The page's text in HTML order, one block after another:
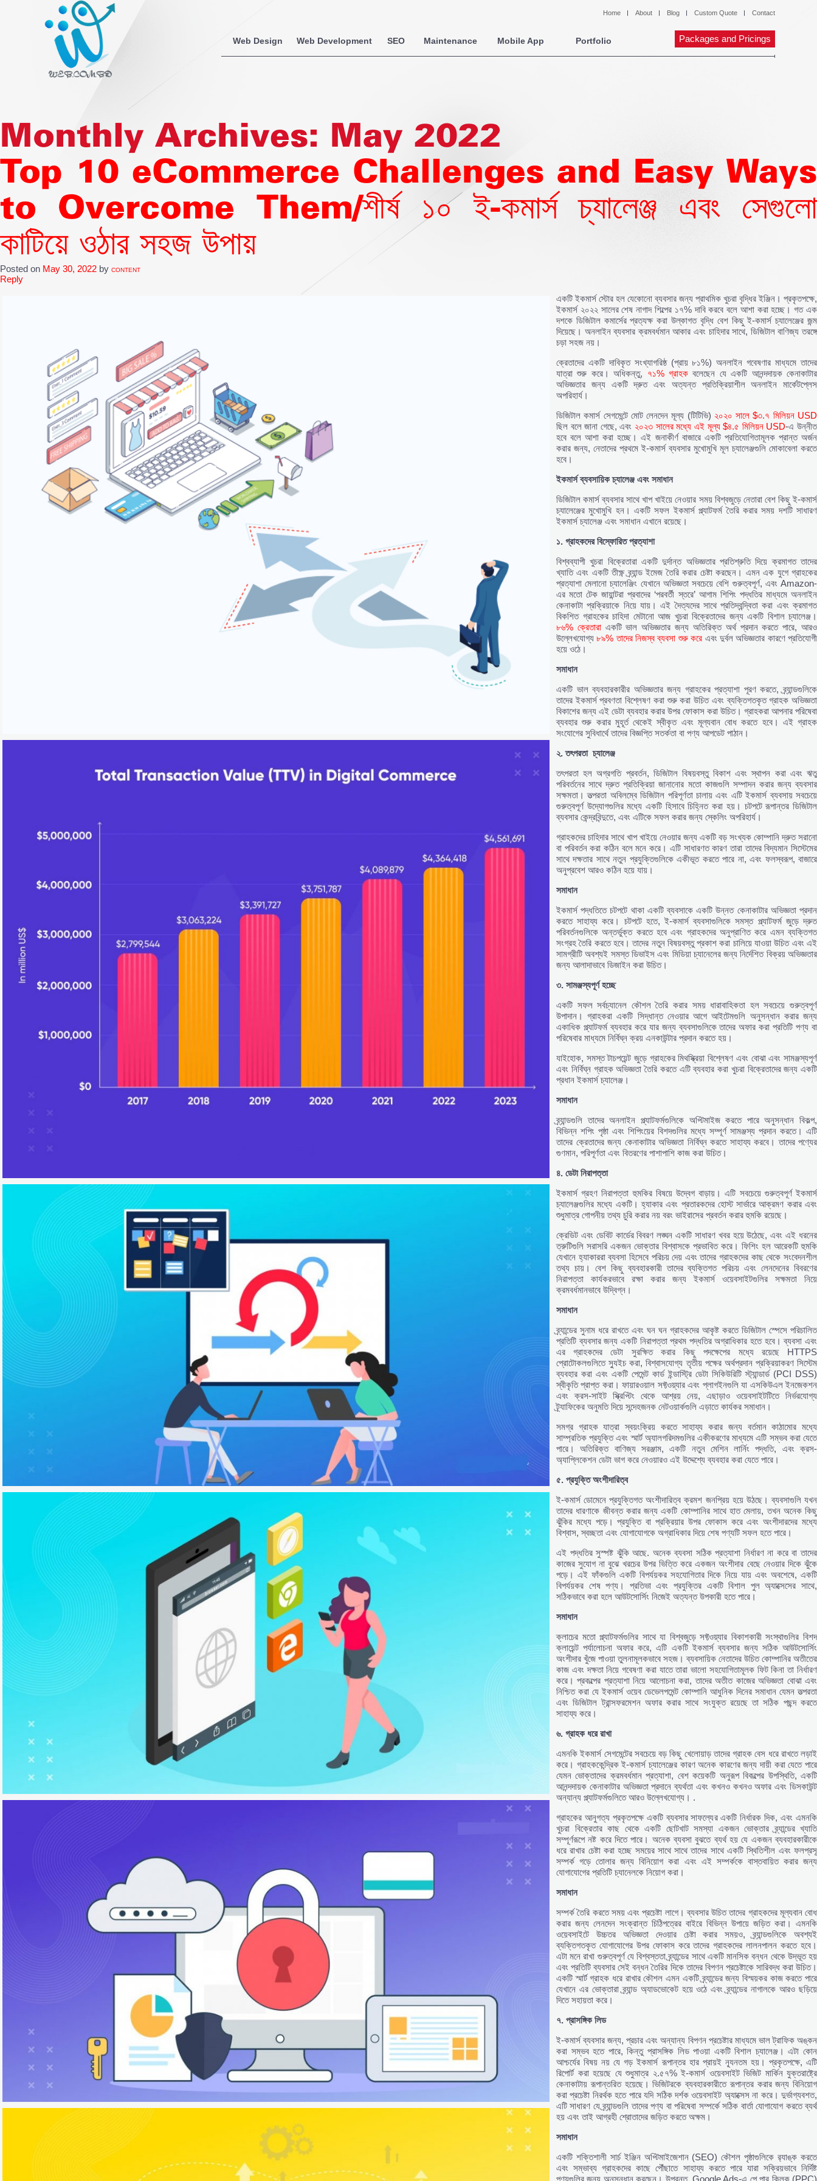
Home About Blog Custom Quote Contact
Web Design Web Development SEO Maintenance Mobile App Portfolio Packages and Pricings
Monthly Archives:
May 2022
Top 10 eCommerce Challenges and Easy Ways
to Overcome Them/শীর্ষ ১০ ই-কমার্স চ্যালেঞ্জ এবং সেগুলো
কাটিয়ে ওঠার সহজ উপায়
Posted on May 30, 2022 by CONTENT
Reply
একটি ইকমার্স স্টোর হল যেকোনো ব্যবসার জন্য প্রাথমিক খুচরা বৃদ্ধির ইঞ্জিন। প্রকৃতপক্ষে,
ইকমার্স ২০২২ সালের শেষ নাগাদ শিল্পের ১৭% দাবি করবে বলে আশা করা হচ্ছে। গত এক
দশকে ডিজিটাল কমার্সের প্রত্যক্ষ করা উল্কাগত বৃদ্ধি বেশ কিছু ই-কমার্স চ্যালেঞ্জের জন্ম
দিয়েছে। অনলাইন ব্যবসার ক্রমবর্ধমান আকার এবং চাহিদার সাথে, ডিজিটাল বাণিজ্য তরঙ্গে
চড়া সহজ নয়।
ক্রেতাদের একটি দাবিকৃত সংখ্যাগরিষ্ঠ (প্রায় ৮১%) অনলাইন গবেষণার মাধ্যমে তাদের
যাত্রা শুরু করে। অধিকন্তু, ৭১% গ্রাহক বলেছেন যে একটি আনন্দদায়ক কেনাকাটার
অভিজ্ঞতার জন্য একটি দ্রুত এবং অত্যন্ত প্রতিক্রিয়াশীল অনলাইন মার্কেটপ্লেস
অপরিহার্য।
ডিজিটাল কমার্স সেগমেন্টে মোট লেনদেন মূল্য (টিটিভি) ২০২০ সালে $৩.৭ মিলিয়ন USD
ছিল বলে জানা গেছে, এবং ২০২৩ সালের মধ্যে এই মূল্য $৪.৫ মিলিয়ন USD-এ উন্নীত
হবে বলে আশা করা হচ্ছে। এই জনাকীর্ণ বাজারে একটি প্রতিযোগিতামূলক প্রান্ত অর্জন
করার জন্য, নেতাদের প্রথমে ই-কমার্স ব্যবসার মুখোমুখি মূল চ্যালেঞ্জগুলি মোকাবেলা করতে
হবে।
ইকমার্স ব্যবসায়িক চ্যালেঞ্জ এবং সমাধান
ডিজিটাল কমার্স ব্যবসার সাথে খাপ খাইয়ে নেওয়ার সময় বিশ্বজুড়ে নেতারা বেশ কিছু ই-কমার্স
চ্যালেঞ্জের মুখোমুখি হন। একটি সফল ইকমার্স প্ল্যাটফর্ম তৈরি করার সময় দশটি সাধারণ
ইকমার্স চ্যালেঞ্জ এবং সমাধান এখানে রয়েছে।
১. গ্রাহকদের বিস্ফোরিত প্রত্যাশা
বিশ্বব্যাপী খুচরা বিক্রেতারা একটি দুর্দান্ত অভিজ্ঞতার প্রতিশ্রুতি দিয়ে ক্রমাগত তাদের
খ্যাতি এবং একটি তীক্ষ্ণ ব্র্যান্ড ইমেজ তৈরি করার চেষ্টা করছেন। এমন এক যুগে গ্রাহকের
প্রত্যাশা মেলানো চ্যালেঞ্জিং যেখানে অভিজ্ঞতা সবচেয়ে বেশি গুরুত্বপূর্ণ, এবং Amazon-
এর মতো টেক জায়ান্টরা প্রবাদের ‘পরবর্তী স্তরে’ আগাম শিপিং পদ্ধতির মাধ্যমে অনলাইন
কেনাকাটা প্রক্রিয়াকে নিয়ে যায়। এই দৈত্যদের সাথে প্রতিদ্বন্দ্বিতা করা এবং ক্রমাগত
বিকশিত গ্রাহকের চাহিদা মেটানো আজ খুচরা বিক্রেতাদের জন্য একটি বিশাল চ্যালেঞ্জ।
৮৬% ক্রেতারাএকটি ভাল অভিজ্ঞতার জন্য অতিরিক্ত অর্থ প্রদান করতে পারে, আরও
উল্লেখযোগ্য৮৯% তাদের নিজস্ব ব্যবসা শুরু করে এবং দুর্বল অভিজ্ঞতার কারণে প্রতিযোগী
হয়ে ওঠে।
সমাধান
একটি ভাল ব্যবহারকারীর অভিজ্ঞতার জন্য গ্রাহকের প্রত্যাশা পূরণ করতে, ব্র্যান্ডগুলিকে
তাদের ইকমার্স প্রবণতা বিশ্লেষণ করা শুরু করা উচিত এবং ব্যক্তিগতকৃত গ্রাহক অভিজ্ঞতা
বিকাশের জন্য এই ডেটা ব্যবহার করার উপর ফোকাস করা উচিত। গ্রাহকরা আপনার পরিষেবা
ব্যবহার শুরু করার মুহূর্ত থেকেই স্বীকৃত এবং মূল্যবান বোধ করতে হবে। এই গ্রাহক
সংযোগের সুবিধার্থে তাদের বিজ্ঞপ্তি সতর্কতা বা পণ্য আপডেট পাঠান।
২.তৎপরতাচ্যালেঞ্জ
তৎপরতা হল অগ্রগতি প্রবর্তন, ডিজিটাল বিষয়বস্তু বিকাশ এবং স্থাপন করা এবং ঋতু
পরিবর্তনের সাথে দ্রুত প্রতিক্রিয়া জানানোর মতো কাজগুলি সম্পাদন করার জন্য ব্যবসার
সক্ষমতা। তত্পরতা অবিলম্বে ডিজিটাল পরিপূর্ণতা চালায় এবং এটি ইকমার্স ব্যবসায় সবচেয়ে
গুরুত্বপূর্ণ উদ্যোগগুলির মধ্যে একটি হিসাবে চিহ্নিত করা হয়। চটপটে রূপান্তর ডিজিটাল
ব্যবসার কেন্দ্রবিন্দুতে, এবং এটিকে সফল করার জন্য স্কেলিং অপরিহার্য।
গ্রাহকদের চাহিদার সাথে খাপ খাইয়ে নেওয়ার জন্য একটি বড় সংখ্যক কোম্পানি দ্রুত সরানো
বা পরিবর্তন করা কঠিন বলে মনে করে। এটি সাধারণত কারণ তারা তাদের বিদ্যমান সিস্টেমের
সাথে দক্ষতার সাথে নতুন প্রযুক্তিগুলিকে একীভূত করতে পারে না, এবং ফলস্বরূপ, বাজারে
অনুপ্রবেশ আরও কঠিন হয়ে যায়।
সমাধান
ইকমার্স পদ্ধতিতে চটপটে থাকা একটি ব্যবসাকে একটি উন্নত কেনাকাটার অভিজ্ঞতা প্রদান
করতে সাহায্য করে। চটপটে হতে, ই-কমার্স ব্যবসাগুলিকে সমস্ত প্ল্যাটফর্ম জুড়ে দ্রুত
পরিবর্তনগুলিকে অন্তর্ভুক্ত করতে হবে এবং গ্রাহকদের অনুপ্রাণিত করে এমন ব্যক্তিগত
সংগ্রহ তৈরি করতে হবে। তাদের নতুন বিষয়বস্তু প্রকাশ করা চালিয়ে যাওয়া উচিত এবং এই
সামগ্রীটি অবশ্যই সমস্ত ডিভাইস এবং মিডিয়া চ্যানেলের জন্য নির্দেশিত বিক্রয় অভিজ্ঞতার
জন্য আলাদাভাবে ডিজাইন করা উচিত।
৩. সামঞ্জস্যপূর্ণহচ্ছে
একটি সফল সর্বচ্যানেল কৌশল তৈরি করার সময় ধারাবাহিকতা হল সবচেয়ে গুরুত্বপূর্ণ
উপাদান। গ্রাহকরা একটি সিদ্ধান্ত নেওয়ার আগে আইটেমগুলি অনুসন্ধান করার জন্য
একাধিক প্ল্যাটফর্ম ব্যবহার করে যার জন্য ব্যবসাগুলিকে তাদের অফার করা প্রতিটি পণ্য বা
পরিষেবার মাধ্যমে নির্বিঘ্ন ক্রয় এনকাউন্টার প্রদান করতে হয়।
যাইহোক, সমস্ত টাচপয়েন্ট জুড়ে গ্রাহকের মিথস্ক্রিয়া বিশ্লেষণ এবং বোঝা এবং সামঞ্জস্যপূর্ণ
এবং নির্বিঘ্ন গ্রাহক অভিজ্ঞতা তৈরি করতে এটি ব্যবহার করা খুচরা বিক্রেতাদের জন্য একটি
প্রধান ইকমার্স চ্যালেঞ্জ।
সমাধান
ব্র্যান্ডগুলি তাদের অনলাইন প্ল্যাটফর্মগুলিকে অপ্টিমাইজ করতে পারে অনুসন্ধান বিকল্প,
বিভিন্ন শপিং পৃষ্ঠা এবং শিপিংয়ের বিশদগুলির মধ্যে সম্পূর্ণ সামঞ্জস্য প্রদান করতে। এটি
তাদের ক্রেতাদের জন্য কেনাকাটার অভিজ্ঞতা নির্বিঘ্ন করতে সাহায্য করবে। তাদের পণ্যের
গুণমান, পরিপূর্ণতা এবং বিতরণের পাশাপাশি কাজ করা উচিত।
৪. ডেটানিরাপত্তা
ইকমার্স গ্রহণ নিরাপত্তা হুমকির বিষয়ে উদ্বেগ বাড়ায়। এটি সবচেয়ে গুরুত্বপূর্ণ ইকমার্স
চ্যালেঞ্জগুলির মধ্যে একটি। হ্যাকার এবং প্রতারকদের হোস্ট সার্ভারে আক্রমণ করার এবং
শুধুমাত্র গোপনীয় তথ্য চুরি করার নয় বরং ভাইরাসের প্রবর্তন করার হুমকি রয়েছে।
ক্রেডিট এবং ডেবিট কার্ডের বিবরণ লঙ্ঘন একটি সাধারণ খবর হয়ে উঠেছে, এবং এই ধরনের
ত্রুটিগুলি সরাসরি একজন ভোক্তার বিশ্বাসকে প্রভাবিত করে। ফিশিং হল আরেকটি হুমকি
যেখানে হ্যাকাররা ব্যবসা হিসেবে পরিচয় দেয় এবং তাদের গ্রাহকদের কাছ থেকে সংবেদনশীল
তথ্য চায়। বেশ কিছু ব্যবহারকারী তাদের ব্যক্তিগত পরিচয় এবং লেনদেনের বিবরণের
নিরাপত্তা কার্যকরভাবে রক্ষা করার জন্য ইকমার্স ওয়েবসাইটগুলির সক্ষমতা নিয়ে
ক্রমবর্ধমানভাবে উদ্বিগ্ন।
সমাধান
ব্র্যান্ডের সুনাম ধরে রাখতে এবং ঘন ঘন গ্রাহকদের আকৃষ্ট করতে ডিজিটাল স্পেসে পরিচালিত
প্রতিটি ব্যবসার জন্য একটি নিরাপত্তা প্রথম পদ্ধতির অগ্রাধিকার হতে হবে। ব্যবসা এবং
এর গ্রাহকদের ডেটা সুরক্ষিত করার কিছু পদক্ষেপের মধ্যে রয়েছে HTTPS
প্রোটোকলগুলিতে স্যুইচ করা, বিশ্বাসযোগ্য তৃতীয় পক্ষের অর্থপ্রদান প্রক্রিয়াকরণ সিস্টেম
ব্যবহার করা এবং একটি পেমেন্ট কার্ড ইন্ডাস্ট্রি ডেটা সিকিউরিটি স্ট্যান্ডার্ড (PCI DSS)
স্বীকৃতি প্রাপ্ত করা। ফায়ারওয়াল সফ্টওয়্যার এবং প্লাগইনগুলি যা এসকিউএল ইনজেকশন
এবং ক্রস-সাইট স্ক্রিপ্টিং থেকে আশ্রয় নেয়, এছাড়াও ওয়েবসাইটটিতে নির্ভরযোগ্য
ট্র্যাফিকের অনুমতি দিয়ে সন্দেহজনক নেটওয়ার্কগুলি এড়াতে কার্যকর সমাধান।
সমগ্র গ্রাহক যাত্রা স্বয়ংক্রিয় করতে সাহায্য করার জন্য বর্তমান কাঠামোর মধ্যে
সাম্প্রতিক প্রযুক্তি এবং স্মার্ট অ্যালগরিদমগুলির একীকরণের মাধ্যমে এটি সম্ভব করা যেতে
পারে। অতিরিক্ত বাণিজ্য সরঞ্জাম, একটি নতুন মেশিন লার্নিং পদ্ধতি, এবং ক্রস-
অ্যাপ্লিকেশন ডেটা ভাগ করে নেওয়ারও এই উদ্দেশ্যে ব্যবহার করা যেতে পারে।
৫. প্রযুক্তিঅংশীদারিত্ব
ই-কমার্স ডোমেনে প্রযুক্তিগত অংশীদারিত্ব ক্রমশ জনপ্রিয় হয়ে উঠছে। ব্যবসাগুলি যখন
তাদের ধারণাকে জীবন্ত করার জন্য একটি কোম্পানির সাথে হাত মেলায়, তখন অনেক কিছু
ঝুঁকির মধ্যে পড়ে। প্রযুক্তি বা প্রক্রিয়ার উপর ফোকাস করে এবং অংশীদারদের মধ্যে
বিশ্বাস, স্বচ্ছতা এবং যোগাযোগকে অগ্রাধিকার দিয়ে শেষ পণ্যটি সফল হতে পারে।
এই পদ্ধতির সুস্পষ্ট ঝুঁকি আছে. অনেক ব্যবসা সঠিক প্রত্যাশা নির্ধারণ না করে বা তাদের
কাজের সুযোগ না বুঝে খরচের উপর ভিত্তি করে একজন অংশীদার বেছে নেওয়ার দিকে ঝুঁকে
পড়ে। এই ফাঁকগুলি একটি বিপর্যয়কর সহযোগিতার দিকে নিয়ে যায় এবং অবশেষে, একটি
বিপর্যয়কর শেষ পণ্য। প্রতিভা এবং প্রযুক্তির একটি বিশাল পুল অ্যাক্সেসের সাথে,
সঠিকভাবে করা হলে আউটসোর্সিং নিজেই অত্যন্ত উপকারী হতে পারে।
সমাধান
ক্লাচের মতো প্ল্যাটফর্মগুলির সাথে যা বিশ্বজুড়ে সফ্টওয়্যার বিকাশকারী সংস্থাগুলির বিশদ
ক্লায়েন্ট পর্যালোচনা অফার করে, এটি একটি ইকমার্স ব্যবসার জন্য সঠিক আউটসোর্সিং
অংশীদার খুঁজে পাওয়া তুলনামূলকভাবে সহজ। ব্যবসায়িক নেতাদের উচিত কোম্পানির অতীতের
কাজ এবং দক্ষতা নিয়ে গবেষণা করা যাতে তারা ভালো সহযোগিতামূলক ফিট কিনা তা নির্ধারণ
করে। প্রকল্পের প্রত্যাশা নিয়ে আলোচনা করা, তাদের অতীত কাজের অভিজ্ঞতা বোঝা এবং
নিশ্চিত করা যে ইকমার্স ওয়েব ডেভেলপমেন্ট কোম্পানি আধুনিক দিনের সমাধান যেমন তত্পরতা
এবং ডিজিটাল ট্রান্সফরমেশন অফার করার সাথে সংযুক্ত রয়েছে তা সঠিক পছন্দ করতে
সাহায্য করে।
৬. গ্রাহকধরেরাখা
এমনকি ইকমার্স সেগমেন্টের সবচেয়ে বড় কিছু খেলোয়াড় তাদের গ্রাহক বেস ধরে রাখতে লড়াই
করে। গ্রাহককেন্দ্রিক ই-কমার্স চ্যালেঞ্জের কারণ অনেক কারণের জন্য দায়ী করা যেতে পারে
যেমন ভোক্তাদের ক্রমবর্ধমান প্রত্যাশা, বেশ কয়েকটি অনুরূপ বিকল্পের উপস্থিতি, একটি
আনন্দদায়ক কেনাকাটার অভিজ্ঞতা প্রদানে ব্যর্থতা এবং কখনও কখনও অফার এবং ডিসকাউন্ট
অন্যান্য প্ল্যাটফর্মগুলিতে আরও উল্লেখযোগ্য। .
গ্রাহকের আনুগত্য প্রকৃতপক্ষে একটি ব্যবসার সাফল্যের একটি নির্ধারক দিক, এবং এমনকি
খুচরা বিক্রেতার কাছ থেকে একটি ছোটখাট সমস্যা একজন ভোক্তার ব্র্যান্ডের খ্যাতি
সম্পূর্ণরূপে নষ্ট করে দিতে পারে। অনেক ব্যবসা বুঝতে ব্যর্থ হয় যে একজন ব্যবহারকারীকে
ধরে রাখার চেষ্টা করা হচ্ছে সময়ের সাথে সাথে তাদের সাথে একটি স্থিতিশীল এবং ফলপ্রসূ
সম্পর্ক গড়ে তোলার জন্য বিনিয়োগ করা এবং এই সম্পর্ককে বাস্তবায়িত করার জন্য
যোগাযোগের প্রতিটি চ্যানেলকে নিয়োগ করা।
সমাধান
সম্পর্ক তৈরি করতে সময় এবং প্রচেষ্টা লাগে। ব্যবসার উচিত তাদের গ্রাহকদের মূল্যবান বোধ
করার জন্য লেনদেন সংক্রান্ত চিঠিপত্রের বাইরে বিভিন্ন উপায়ে জড়িত করা। এমনকি
ওয়েবসাইটে উচ্চতর অভিজ্ঞতা দেওয়ার চেষ্টা করার সময়ও, ব্র্যান্ডগুলিকে অবশ্যই
ব্যক্তিগতকৃত যোগাযোগের উপর ফোকাস করে তাদের গ্রাহকদের লালনপালন করতে হবে।
এটা মনে রাখা গুরুত্বপূর্ণ যে বিশ্বস্ততা ব্র্যান্ডের সাথে একটি মানসিক বন্ধন থেকে উদ্ভূত হয়
এবং প্রতিটি ব্যবসার সেই বন্ধন তৈরির দিকে তাদের বিপণন প্রচেষ্টাকে সারিবদ্ধ করা উচিত।
একটি স্মার্ট গ্রাহক ধরে রাখার কৌশল এমন একটি ব্র্যান্ডের জন্য বিস্ময়কর কাজ করতে পারে
যেখানে এর ভোক্তারা ব্র্যান্ড অ্যাডভোকেট হয়ে ওঠে এবং ব্র্যান্ডের নাগালকে আরও ছড়িয়ে
দিতে সহায়তা করে।
৭. প্রাসঙ্গিকলিড
ই-কমার্স ব্যবসার জন্য, প্রচার এবং অন্যান্য বিপণন প্রচেষ্টার মাধ্যমে ভাল ট্রাফিক অঙ্কন
করা সম্ভব হতে পারে, কিন্তু প্রাসঙ্গিক লিড পাওয়া একটি বিশাল চ্যালেঞ্জ। এটা কোন
আশ্চর্যের বিষয় নয় যে গড় ইকমার্স রূপান্তর হার প্রায়ই ন্যূনতম হয়। প্রকৃতপক্ষে, এটি
রিপোর্ট করা হয়েছে যে শুধুমাত্র ২.৫৭% ই-কমার্স ওয়েবসাইট ভিজিট মার্কিন যুক্তরাষ্ট্রে
কেনাকাটায় রূপান্তরিত হয়েছে। ভিজিটরকে ব্যবহারকারীতে রূপান্তর করার জন্য বিনিয়োগ
করা প্রচেষ্টা নিরর্থক হতে পারে যদি সঠিক দর্শক ওয়েবসাইট অ্যাক্সেস না করে। দুর্ভাগ্যবশত,
এটি সাধারণ যে ব্র্যান্ডগুলি তাদের পণ্য বা পরিষেবা সম্পর্কে সঠিক বার্তা যোগাযোগ করতে ব্যর্থ
হয় এবং তাই আগ্রহী শ্রোতাদের জড়িত করতে অক্ষম।
সমাধান
একটি শক্তিশালী সার্চ ইঞ্জিন অপ্টিমাইজেশান (SEO) কৌশল পৃষ্ঠাগুলিকে র‌্যাঙ্ক করতে
এবং সম্ভাব্য গ্রাহকদের কাছে পৌঁছাতে সাহায্য করতে পারে যারা সক্রিয়ভাবে নির্দিষ্ট
পণ্যগুলির জন্য অনুসন্ধান করছেন। উপরন্তু, Google Ads-এ পে পার ক্লিক (PPC)